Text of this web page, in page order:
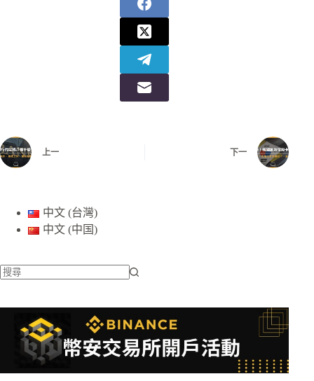
上一 下一
中文 (台灣)
中文 (中国)
不
條